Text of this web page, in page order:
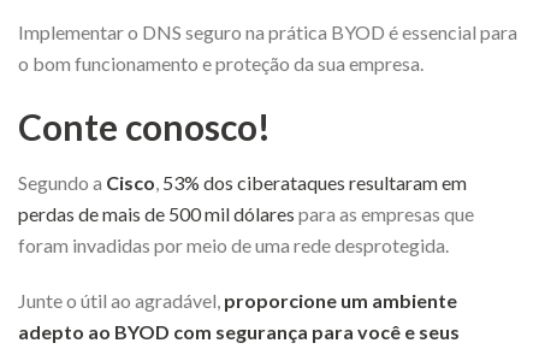
Implementar o DNS seguro na prática BYOD é essencial para
o bom funcionamento e proteção da sua empresa.
Conte conosco!
Segundo a Cisco 53% dos ciberataques resultaram em
perdas de mais de 500 mil dólares para as empresas que
foram invadidas por meio de uma rede desprotegida.
Junte o útil ao agradável, proporcione um ambiente
adepto ao BYOD com segurança para você e seus